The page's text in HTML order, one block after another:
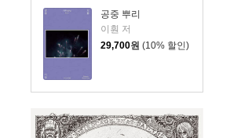
공중 뿌리
이훤 저
29,700원 (10% 할인)